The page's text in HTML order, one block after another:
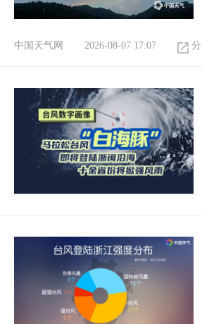
中国天气网 2026-08-07 17:07